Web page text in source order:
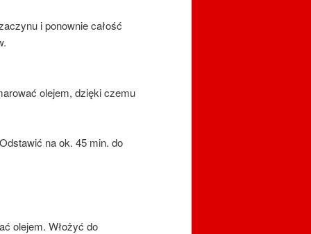
i ponownie całość
olejem, dzięki czemu
na ok. 45 min. do
olejem. Włożyć do